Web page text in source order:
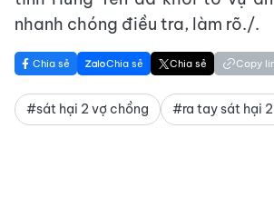
nhanh chóng điều tra, làm rõ./.
Chia sẻ Chia sẻ Chia sẻ Copy
#sát hại 2 vợ chồng #ra tay sát hại